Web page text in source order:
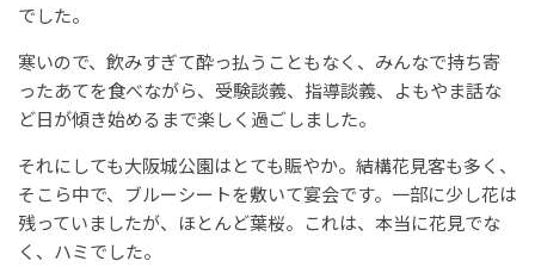
でした。
寒いので、飲みすぎて酔っ払うこともなく、みんなで持ち寄
ったあてを食べながら、受験談義、指導談義、よもやま話な
ど日が傾き始めるまで楽しく過ごしました。
それにしても大阪城公園はとても賑やか。結構花見客も多く、
そこら中で、ブルーシートを敷いて宴会です。一部に少し花は
残っていましたが、ほとんど葉桜。これは、本当に花見でな
く、ハミでした。